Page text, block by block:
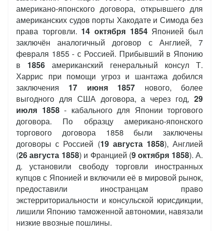
американо-японского договора, открывшего для
американских судов порты Хакодате и Симода без
права торговли. 14 октября 1854Японией был
заключён аналогичный договор с Англией, 7
февраля 1855 - с Россией. Прибывший в Японию
в 1856 американский генеральный консул Т.
Харрис при помощи угроз и шантажа добился
заключения 17 июня 1857 нового, более
выгодного для США договора, а через год, 29
июля 1858- кабального для Японии торгового
договора. По образцу американо-японского
торгового договора 1858 были заключены
договоры с Россией (19 августа 1858), Англией
(26 августа 1858) и Францией (9 октября 1858). А.
д. установили свободу торговли иностранных
купцов с Японией и включили её в мировой рынок,
предоставили иностранцам право
экстерриториальности и консульской юрисдикции,
лишили Японию таможенной автономии, навязали
низкие ввозные пошлины.